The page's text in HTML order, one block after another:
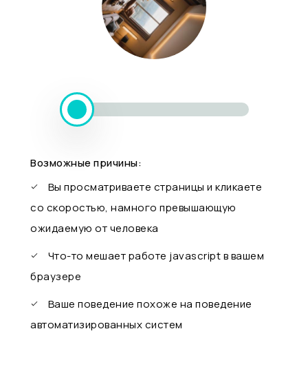
Возможные причины:
Вы просматриваете страницы и кликаете
со скоростью, намного превышающую
ожидаемую от человека
Что-то мешает работе javascript в вашем
браузере
Ваше поведение похоже на поведение
автоматизированных систем